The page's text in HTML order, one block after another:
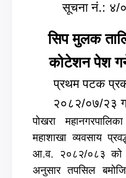
सूचना नं.: ४/
सिप मुलक
कोटेशन पेश
प्रथम पटक
२०८२/०७/२३
पोखरा
महाशाखा व्यवसाय
आ.व. २०८२/०८३ को
अनुसार तपसिल